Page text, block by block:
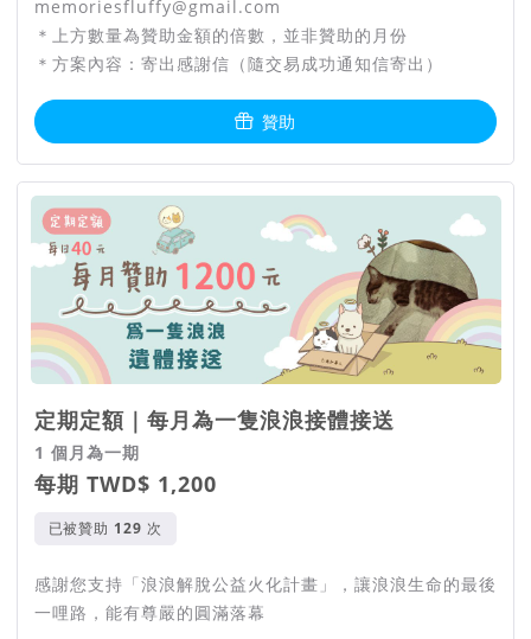
更多服務案例，可以加入「茸茸花園」官方Line，我們每週都
會進行一次週報
memoriesfluffy@gmail.com
＊上方數量為贊助金額的倍數，並非贊助的月份
＊方案內容：寄出感謝信（隨交易成功通知信寄出）
贊助
定期定額｜每月為一隻浪浪接體接送
1 個月為一期
每期 TWD$ 1,200
已被贊助 次
感謝您支持「浪浪解脫公益火化計畫」，讓浪浪生命的最後
一哩路，能有尊嚴的圓滿落幕